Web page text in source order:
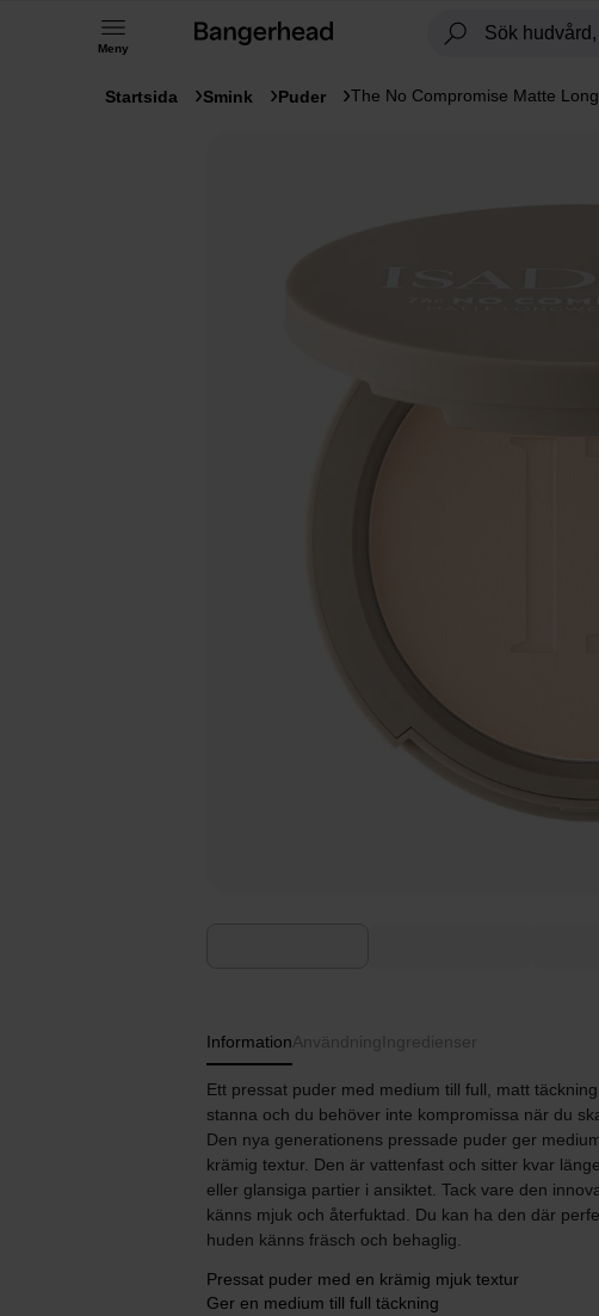
Meny
Startsida Smink Puder The No Compromise Matte
InformationAnvändning Ingredienser
Ett pressat puder med medium till full, matt
stanna och du behöver inte kompromissa när du
Den nya generationens pressade puder ger
krämig textur. Den är vattenfast och sitter kvar
eller glansiga partier i ansiktet. Tack vare den
känns mjuk och återfuktad. Du kan ha den där
huden känns fräsch och behaglig.
Pressat puder med en krämig mjuk textur
Ger en medium till full täckning